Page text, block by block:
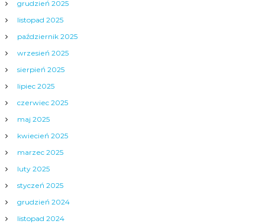
grudzień 2025
listopad 2025
październik 2025
wrzesień 2025
sierpień 2025
lipiec 2025
czerwiec 2025
maj 2025
kwiecień 2025
marzec 2025
luty 2025
styczeń 2025
grudzień 2024
listopad 2024